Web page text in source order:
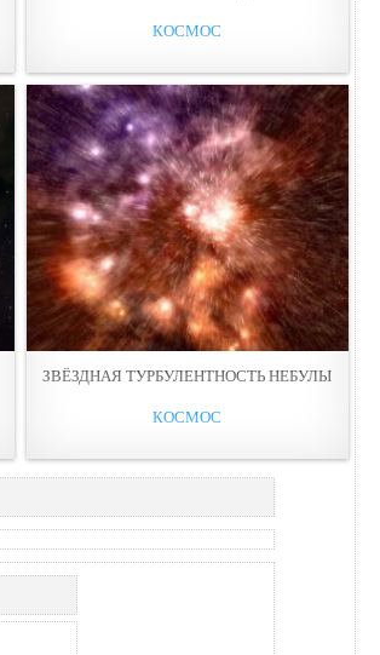
КОСМОС
ЗВЁЗДНАЯ ТУРБУЛЕНТНОСТЬ НЕБУЛЫ
КОСМОС